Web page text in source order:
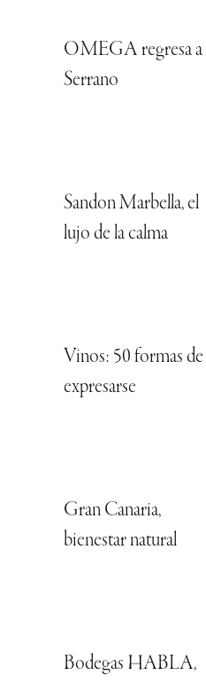
OMEGA regresa a
Serrano
Sandon Marbella, el
lujo de la calma
Vinos: 50 formas de
expresarse
Gran Canaria,
bienestar natural
Bodegas HABLA,